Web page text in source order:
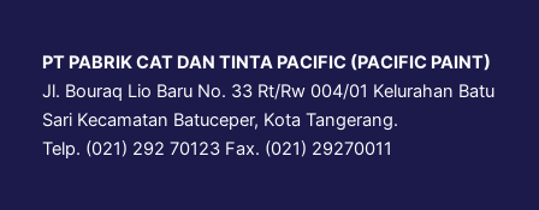
PT PABRIK CAT DAN TINTA PACIFIC (PACIFIC PAINT)
Jl. Bouraq Lio Baru No. 33 Rt/Rw 004/01 Kelurahan Batu
Sari Kecamatan Batuceper, Kota Tangerang.
Telp. (021) 292 70123 Fax. (021) 29270011